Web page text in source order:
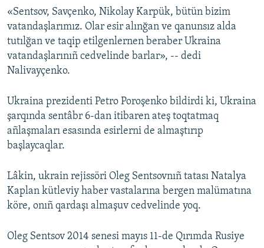
«Sentsov, Savçenko, Nikolay Karpük, bütün bizim
vatandaşlarımız. Olar esir alınğan ve qanunsız alda
tutılğan ve taqip etilgenlernen beraber Ukraina
vatandaşlarınıñ cedvelinde barlar», -- dedi
Nalivayçenko.
Ukraina prezidenti Petro Poroşenko bildirdi ki, Ukraina
şarqında sentâbr 6-dan itibaren ateş toqtatmaq
añlaşmaları esasında esirlerni de almaştırıp
başlaycaqlar.
Lâkin, ukrain rejissöri Oleg Sentsovnıñ tatası Natalya
Kaplan kütleviy haber vastalarına bergen malümatına
köre, onıñ qardaşı almaşuv cedvelinde yoq.
Oleg Sentsov 2014 senesi mayıs 11-de Qırımda Rusiye